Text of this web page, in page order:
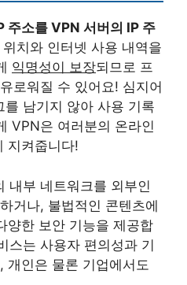
주소를 VPN 서버의 IP 주
치와 인터넷 사용 내역을
익명성이 보장되므로 프
로워질 수 있어요! 심지어
남기지 않아 사용 기록
VPN은 여러분의 온라인
지켜줍니다!
내부 네트워크를 외부인
거나, 불법적인 콘텐츠에
양한 보안 기능을 제공합
스는 사용자 편의성과 기
개인은 물론 기업에서도